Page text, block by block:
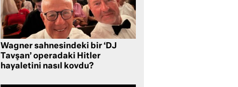
Wagner sahnesindeki bir ‘DJ
Tavşan’ operadaki Hitler
hayaletini nasıl kovdu?